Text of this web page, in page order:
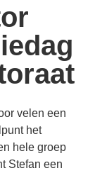
velen een
het
hele groep
Stefan een